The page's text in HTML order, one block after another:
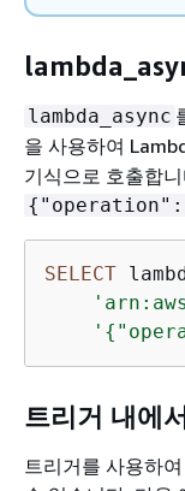
lambda_async
을 사용하여
기식으로 호출합
{
SELECT
' {
트리거 내에
트리거를 사용하